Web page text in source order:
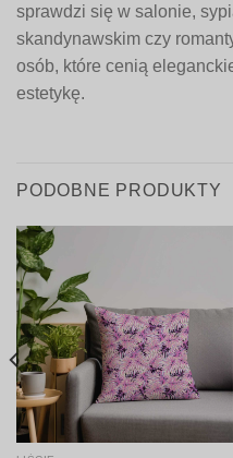
sprawdzi się w salonie,
skandynawskim czy
osób, które cenią
estetykę.
PODOBNE PRODUKTY